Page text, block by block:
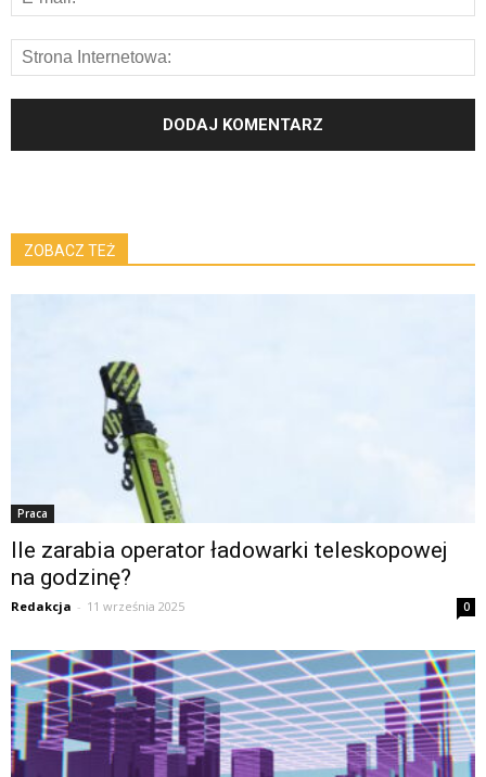
ZOBACZ TEŻ
Praca
Ile zarabia operator ładowarki teleskopowej
na godzinę?
Redakcja - 11 września 2025 0